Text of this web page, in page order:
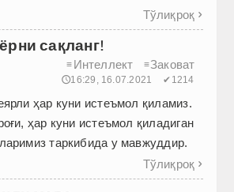
Тўлиқроқ 
сақланг!
≡ Интеллект ≡Заковат
🕔16:29, 16.07.2021 ✔1214
ҳар куни истеъмол қиламиз.
ҳар куни истеъмол қиладиган
таркибида у мавжуддир.
Тўлиқроқ 